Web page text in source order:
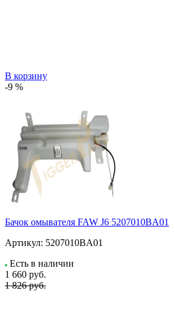
В корзину
-9 %
Бачок омывателя FAW J6 5207010BA01
Артикул: 5207010BA01
Есть в наличии
1 660 руб.
1 826 руб.